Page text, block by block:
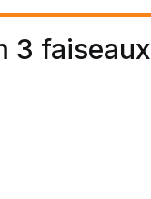
3 faiseaux